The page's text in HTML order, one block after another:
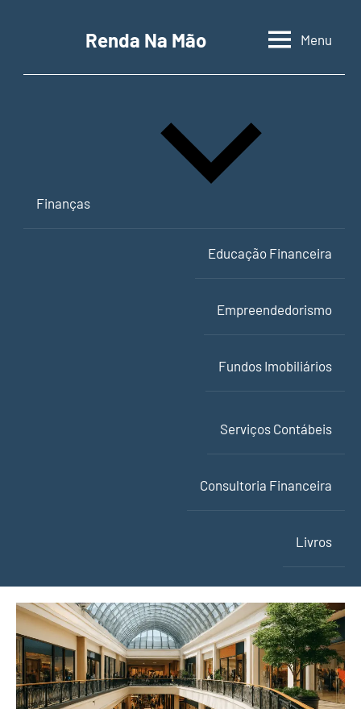
conteúdo
Renda Na Mão
Contabilidade,
empreendedorismo
Menu
Finanças
Educação Financeira
Empreendedorismo
Fundos Imobiliários
Serviços Contábeis
Consultoria Financeira
Livros